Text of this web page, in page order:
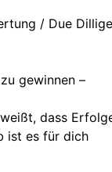
/ Due
gewinnen –
dass
ist es für dich